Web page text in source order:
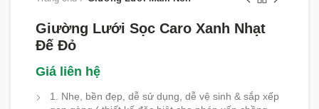
Giường Lưới Sọc Caro Xanh Nhạt
Đế Đỏ
Giá liên hệ
1. Nhẹ, bền đẹp, dễ sử dụng, dễ vệ sinh & sắp xếp